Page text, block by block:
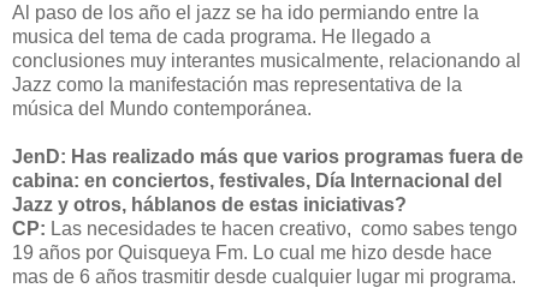
Al paso de los año el jazz se ha ido permiando entre la
musica del tema de cada programa. He llegado a
conclusiones muy interantes musicalmente, relacionando al
Jazz como la manifestación mas representativa de la
música del Mundo contemporánea.
JenD: Has realizado más que varios programas fuera de
cabina: en conciertos, festivales, Día Internacional del
Jazz y otros, háblanos de estas iniciativas?
CP: Las necesidades te hacen creativo, como sabes tengo
19 años por Quisqueya Fm. Lo cual me hizo desde hace
mas de 6 años trasmitir desde cualquier lugar mi programa.